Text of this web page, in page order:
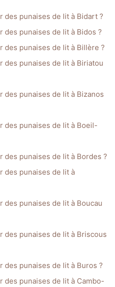
des punaises de lit à Bidart ?
des punaises de lit à Bidos ?
des punaises de lit à Billère ?
des punaises de lit à Biriatou
des punaises de lit à Bizanos
des punaises de lit à Boeil-
des punaises de lit à Bordes ?
des punaises de lit à
des punaises de lit à Boucau
des punaises de lit à Briscous
des punaises de lit à Buros ?
des punaises de lit à Cambo-